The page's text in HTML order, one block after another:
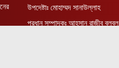
উপদেষ্টাঃ মোহাম্মদ সানাউল্লাহ
প্রধান সম্পাদকঃ আহসান রাজীব বুলবুল